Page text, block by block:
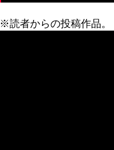
※読者からの投稿作品